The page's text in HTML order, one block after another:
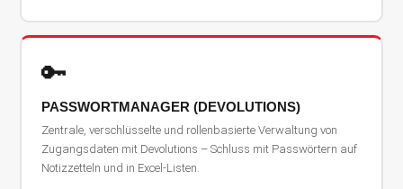
🔑
PASSWORTMANAGER (DEVOLUTIONS)
Zentrale, verschlüsselte und rollenbasierte Verwaltung von
Zugangsdaten mit Devolutions – Schluss mit Passwörtern auf
Notizzetteln und in Excel-Listen.